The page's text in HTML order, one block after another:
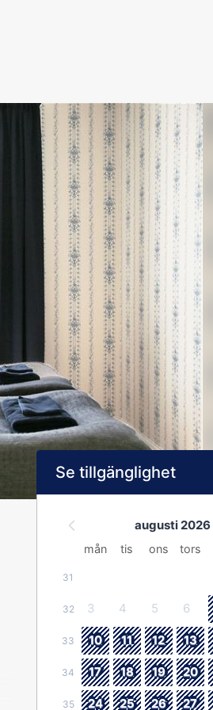
Se tillgänglighet
augusti 2026
mån tis ons tors
31
32 3 4 5 6
33 10 11 12 13
34 17 18 19 20
35 24 25 26 27